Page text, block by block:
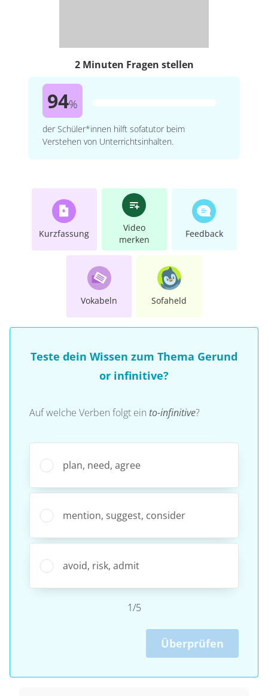
2 Minuten Fragen stellen
94%
der Schüler*innen hilft sofatutor beim
Verstehen von Unterrichtsinhalten.
Kurzfassung
Video
merken
Feedback
Vokabeln Sofaheld
Teste dein Wissen zum Thema Gerund
or infinitive?
Auf welche Verben folgt ein to-infinitive?
plan, need, agree
mention, suggest, consider
avoid, risk, admit
1/5
Überprüfen